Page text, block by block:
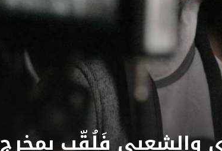
والشعبي فَلُقِّب بِمخرج